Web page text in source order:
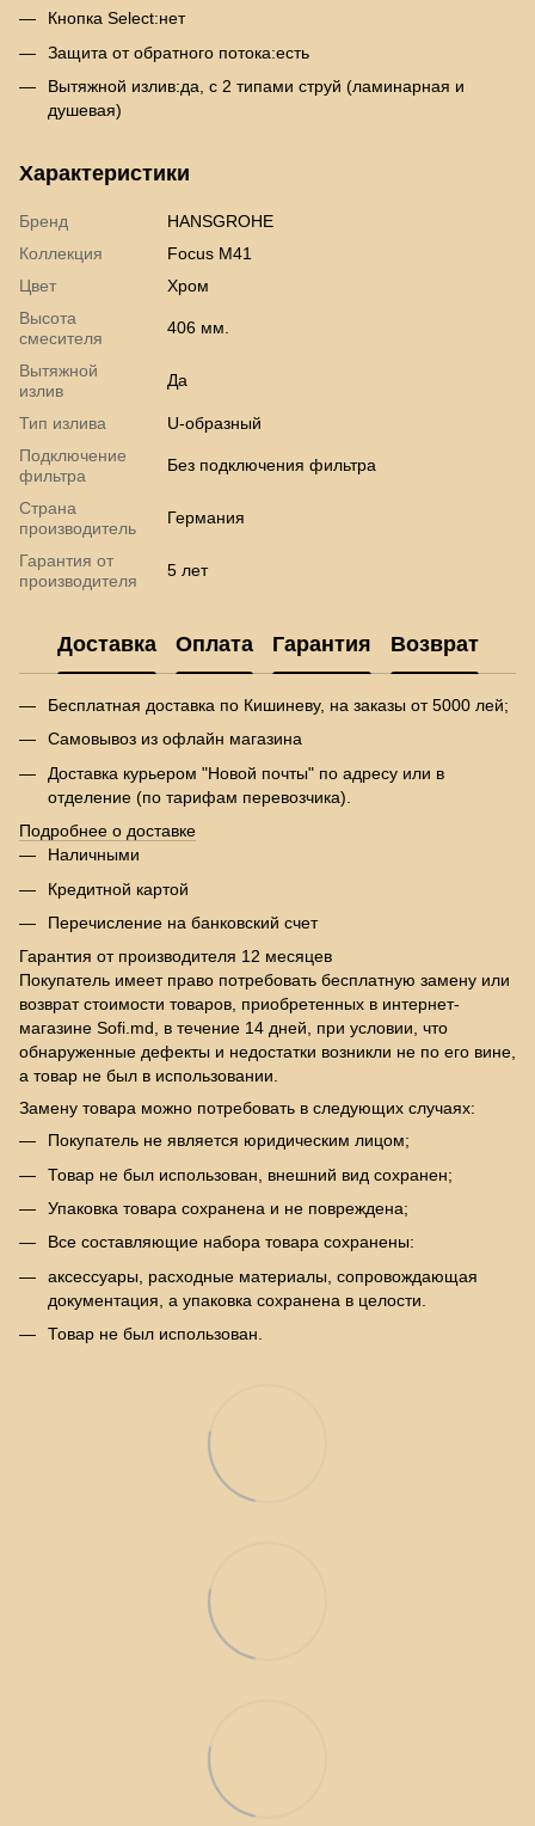
Кнопка Select:нет
Защита от обратного потока:есть
Вытяжной излив:да, с 2 типами струй (ламинарная и
душевая)
Характеристики
Бренд
HANSGROHE
Коллекция
Focus M41
Цвет
Хром
Высота
смесителя
406 мм.
Вытяжной
излив
Да
Тип излива
U-образный
Подключение
фильтра
Без подключения фильтра
Страна
производитель
Германия
Гарантия от
производителя
5 лет
Доставка Оплата Гарантия Возврат
Бесплатная доставка по Кишиневу, на заказы от 5000 лей;
Самовывоз из офлайн магазина
Доставка курьером "Новой почты" по адресу или в
отделение (по тарифам перевозчика).
Подробнее о доставке
Наличными
Кредитной картой
Перечисление на банковский счет
Гарантия от производителя 12 месяцев
Покупатель имеет право потребовать бесплатную замену или
возврат стоимости товаров, приобретенных в интернет-
магазине Sofi.md, в течение 14 дней, при условии, что
обнаруженные дефекты и недостатки возникли не по его вине,
а товар не был в использовании.
Замену товара можно потребовать в следующих случаях:
Покупатель не является юридическим лицом;
Товар не был использован, внешний вид сохранен;
Упаковка товара сохранена и не повреждена;
Все составляющие набора товара сохранены:
аксессуары, расходные материалы, сопровождающая
документация, а упаковка сохранена в целости.
Товар не был использован.